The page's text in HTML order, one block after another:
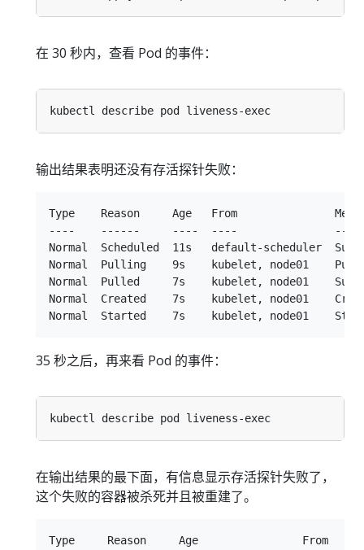
在 30 秒内，查看 Pod 的事件：
输出结果表明还没有存活探针失败：
Type    Reason     Age   From
----    ------     ----  ----
Normal  Scheduled  11s   default-scheduler
Normal  Pulling    9s    kubelet, node01
Normal  Pulled     7s    kubelet, node01
Normal  Created    7s    kubelet, node01
35 秒之后，再来看 Pod 的事件：
在输出结果的最下面，有信息显示存活探针失败了，
这个失败的容器被杀死并且被重建了。
Type     Reason     Age                From